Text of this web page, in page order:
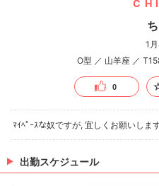
1
O型 ／ 山羊座 ／
0
ﾏｲﾍﾟｰｽな奴ですが, 宜しくお願いしま
出勤スケジュール